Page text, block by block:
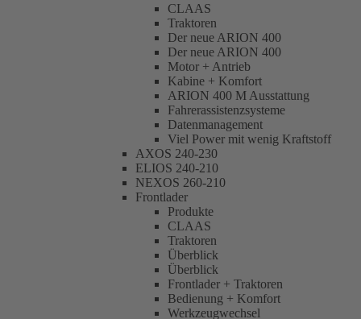
CLAAS
Traktoren
Der neue ARION 400
Der neue ARION 400
Motor + Antrieb
Kabine + Komfort
ARION 400 M Ausstattung
Fahrerassistenzsysteme
Datenmanagement
Viel Power mit wenig Kraftstoff
AXOS 240-230
ELIOS 240-210
NEXOS 260-210
Frontlader
Produkte
CLAAS
Traktoren
Überblick
Überblick
Frontlader + Traktoren
Bedienung + Komfort
Werkzeugwechsel